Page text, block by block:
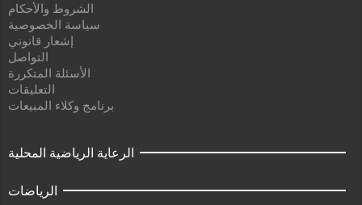
الشروط والأحكام
سياسة الخصوصية
إشعار قانوني
التواصل
الأسئلة المتكررة
التعليقات
برنامج وكلاء المبيعات
الرعاية الرياضية المحلية
الرياضات